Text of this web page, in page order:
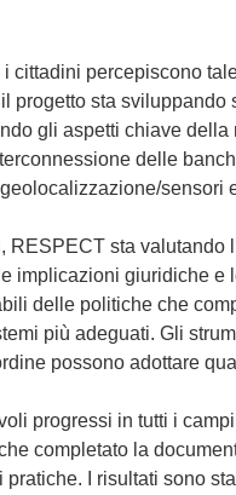
i cittadini percepiscono
progetto sta
gli aspetti chiave
delle
sensori
RESPECT sta
implicazioni giuridiche e
delle politiche che
più adeguati. Gli
possono adottare
progressi in tutti i
completato la
I risultati sono